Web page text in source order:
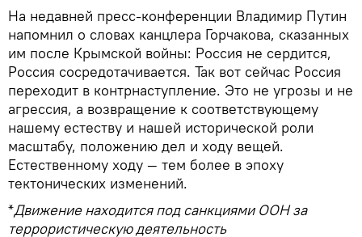
На недавней пресс-конференции Владимир Путин
напомнил о словах канцлера Горчакова, сказанных
им после Крымской войны: Россия не сердится,
Россия сосредотачивается. Так вот сейчас Россия
переходит в контрнаступление. Это не угрозы и не
агрессия, а возвращение к соответствующему
нашему естеству и нашей исторической роли
масштабу, положению дел и ходу вещей.
Естественному ходу — тем более в эпоху
тектонических изменений.
*Движение находится под санкциями ООН за
террористическую деятельность